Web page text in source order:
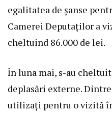
egalitatea de șanse
Camerei Deputaților a
cheltuind 86.000 de lei.
În luna mai, s-au
deplasări externe.
utilizați pentru o vizită